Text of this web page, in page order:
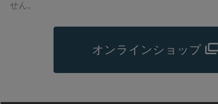
せん。
オンラインショップ